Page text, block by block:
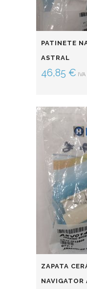
PATINETE
ASTRAL
46,85 €
ZAPATA
NAVIGATOR